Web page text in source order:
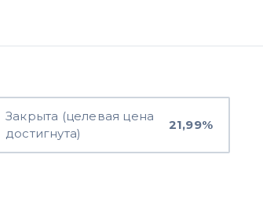
Закрыта (целевая цена
достигнута)
21,99%